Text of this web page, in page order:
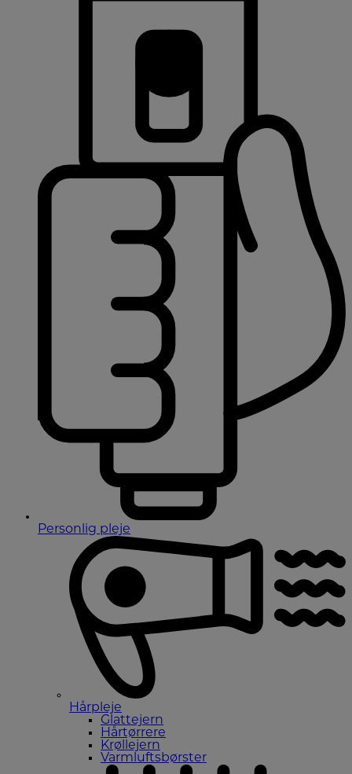
Personlig pleje
Hårpleje
Glattejern
Hårtørrere
Krøllejern
Varmluftsbørster